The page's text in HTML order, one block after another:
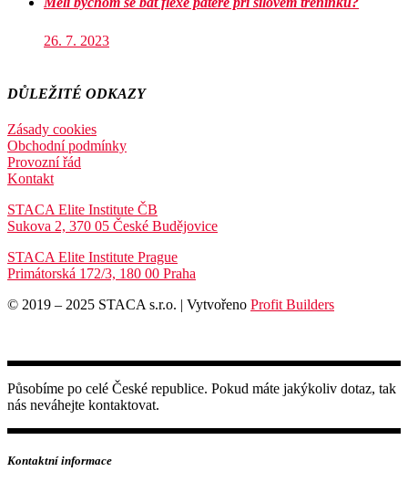
26. 7. 2023
DŮLEŽITÉ ODKAZY
Zásady cookies
Obchodní podmínky
Provozní řád
Kontakt
STACA Elite Institute ČB
Sukova 2, 370 05 České Budějovice
STACA Elite Institute Prague
Primátorská 172/3, 180 00 Praha
© 2019 – 2025 STACA s.r.o. | Vytvořeno Profit Builders
Působíme po celé České republice. Pokud máte jakýkoliv dotaz, tak
nás neváhejte kontaktovat.
Kontaktní informace